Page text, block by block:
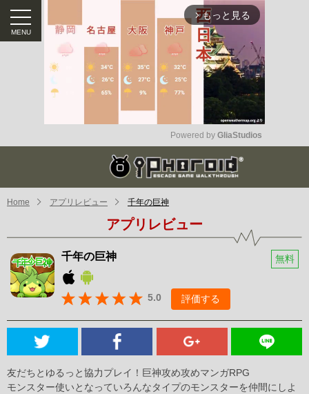
arrow_forward_ios もっと見る
Mute
Powered by GliaStudios
Home アプリレビュー 千年の巨神
アプリレビュー
千年の巨神 無料
5.0 評価する
友だちとゆるっと協力プレイ！巨神攻め攻めマンガRPG
モンスター使いとなっていろんなタイプのモンスターを仲間にしよ